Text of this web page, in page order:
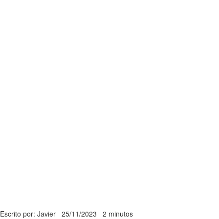
Escrito por: Javier 25/11/2023 2 minutos